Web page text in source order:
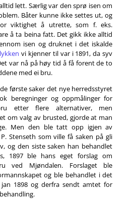
lett. Særlig var den sprø isen om
Båter kunne ikke settes ut, og
viktighet å utrette, som f. eks.
å ta beina fatt. Det gikk ikke alltid
isen og druknet i det iskalde
vi kjenner til var i 1891, da syv
var nå på høy tid å få forent de to
med ei bru.
første saker det nye herredsstyret
beregninger og oppmålinger for
etter flere alternativer, men
om valg av brusted, gjorde at man
Men den ble tatt opp igjen av
Stenseth som ville få saken på gli
og den siste saken han behandlet
1897 ble hans eget forslag om
ved Mjøndalen. Forslaget ble
og ble behandlet i det
1898 og derfra sendt amtet for